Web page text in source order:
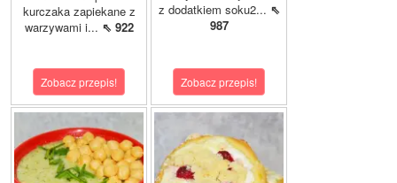
kurczaka zapiekane z
warzywami i... ⇖ 922
Zobacz przepis!
z dodatkiem soku2... ⇖
987
Zobacz przepis!